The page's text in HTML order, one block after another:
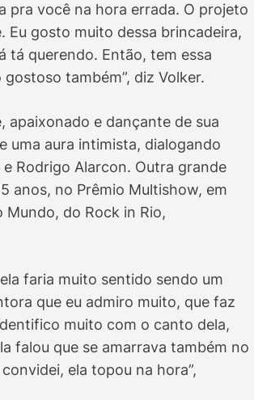
pra você na hora errada. O projeto
Eu gosto muito dessa brincadeira,
tá querendo. Então, tem essa
também”, diz Volker.
apaixonado e dançante de sua
uma aura intimista, dialogando
Rodrigo Alarcon. Outra grande
anos, no Prêmio Multishow, em
Mundo, do Rock in Rio,
faria muito sentido sendo um
que eu admiro muito, que faz
muito com o canto dela,
falou que se amarrava também no
ela topou na hora”,